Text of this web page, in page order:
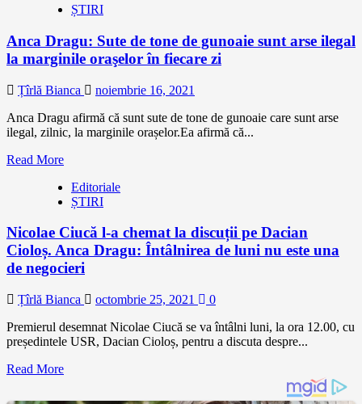
ȘTIRI
Anca Dragu: Sute de tone de gunoaie sunt arse ilegal
la marginile oraşelor în fiecare zi
Țîrlă Bianca
noiembrie 16, 2021
Anca Dragu afirmă că sunt sute de tone de gunoaie care sunt arse
ilegal, zilnic, la marginile orașelor.Ea afirmă că...
Read More
Editoriale
ȘTIRI
Nicolae Ciucă l-a chemat la discuții pe Dacian
Cioloș. Anca Dragu: Întâlnirea de luni nu este una
de negocieri
Țîrlă Bianca octombrie 25, 2021
0
Premierul desemnat Nicolae Ciucă se va întâlni luni, la ora 12.00, cu
președintele USR, Dacian Cioloș, pentru a discuta despre...
Read More